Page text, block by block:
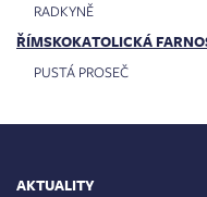
RADKYNĚ
ŘÍMSKOKATOLICKÁ
PUSTÁ PROSEČ
AKTUALITY